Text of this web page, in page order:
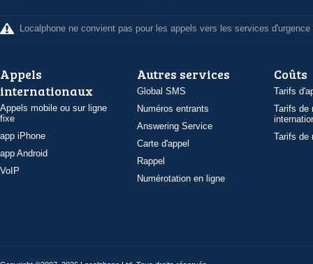
Localphone ne convient pas pour les appels vers les services d'urgence
Appels
internationaux
Appels mobile ou sur ligne
fixe
app iPhone
app Android
VoIP
Autres services
Global SMS
Numéros entrants
Answering Service
Carte d'appel
Rappel
Numérotation en ligne
Coûts
Tarifs
Tarifs de
Tarifs de